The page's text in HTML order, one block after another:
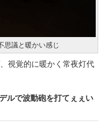
思議と暖かい感じ
視覚的に暖かく常夜灯代
ルで波動砲を打てぇぇい